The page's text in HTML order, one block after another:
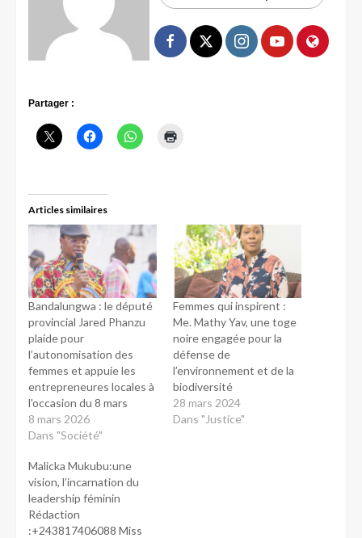
Partager :
Articles similaires
Bandalungwa : le député
provincial Jared Phanzu
plaide pour
l’autonomisation des
femmes et appuie les
entrepreneures locales à
l’occasion du 8 mars
8 mars 2026
Dans "Société"
Femmes qui inspirent :
Me. Mathy Yav, une toge
noire engagée pour la
défense de
l’environnement et de la
biodiversité
28 mars 2024
Dans "Justice"
Malicka Mukubu:une
vision, l’incarnation du
leadership féminin
Rédaction
:+243817406088 Miss